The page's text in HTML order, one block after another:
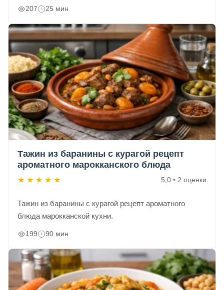
207 25 мин
Тажин из баранины с курагой рецепт
ароматного марокканского блюда
★ ★ ★ ★ ★ 5,0 • 2 оценки
Тажин из баранины с курагой рецепт ароматного
блюда марокканской кухни.
199 90 мин